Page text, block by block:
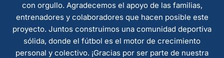
con orgullo. Agradecemos el apoyo de las familias,
entrenadores y colaboradores que hacen posible este
proyecto. Juntos construimos una comunidad deportiva
sólida, donde el fútbol es el motor de crecimiento
personal y colectivo. ¡Gracias por ser parte de nuestra